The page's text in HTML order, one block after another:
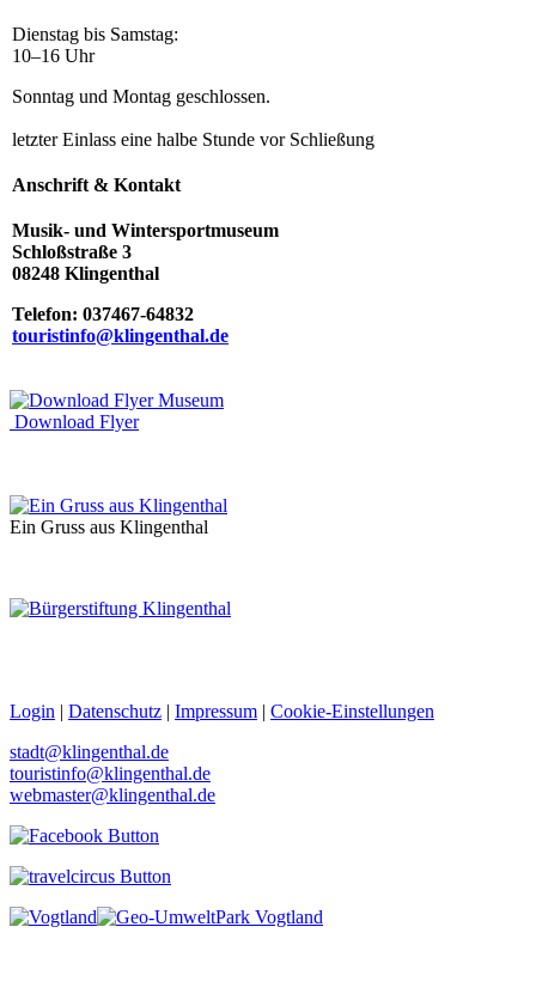
Dienstag bis Samstag:
10–16 Uhr
Sonntag und Montag geschlossen.
letzter Einlass eine halbe Stunde vor Schließung
Anschrift & Kontakt
Musik- und Wintersportmuseum
Schloßstraße 3
08248 Klingenthal
Telefon: 037467-64832
touristinfo@klingenthal.de
Download Flyer
Ein Gruss aus Klingenthal
Login | Datenschutz | Impressum | Cookie-Einstellungen
stadt@klingenthal.de
touristinfo@klingenthal.de
webmaster@klingenthal.de